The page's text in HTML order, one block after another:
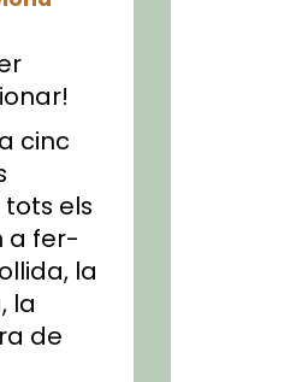
cinc
els
a fer-
la
la
de